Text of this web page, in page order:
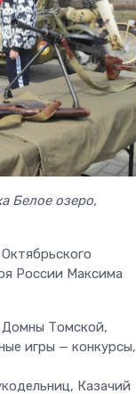
Белое озеро,
России Максима
Домны Томской,
игры — конкурсы,
Казачий